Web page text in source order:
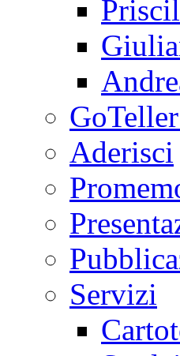
Aderisci
Servizi